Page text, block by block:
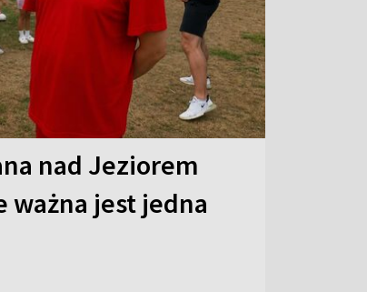
nad Jeziorem
ważna jest jedna